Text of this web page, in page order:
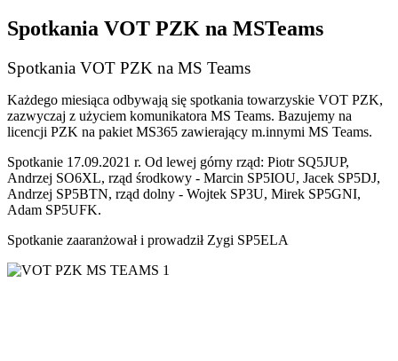
Spotkania VOT PZK na MSTeams
Spotkania VOT PZK na MS Teams
Każdego miesiąca odbywają się spotkania towarzyskie VOT PZK,
zazwyczaj z użyciem komunikatora MS Teams. Bazujemy na
licencji PZK na pakiet MS365 zawierający m.innymi MS Teams.
Spotkanie 17.09.2021 r. Od lewej górny rząd: Piotr SQ5JUP,
Andrzej SO6XL, rząd środkowy - Marcin SP5IOU, Jacek SP5DJ,
Andrzej SP5BTN, rząd dolny - Wojtek SP3U, Mirek SP5GNI,
Adam SP5UFK.
Spotkanie zaaranżował i prowadził Zygi SP5ELA